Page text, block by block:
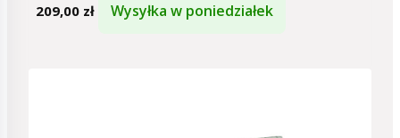
209,00 zł Wysyłka w poniedziałek